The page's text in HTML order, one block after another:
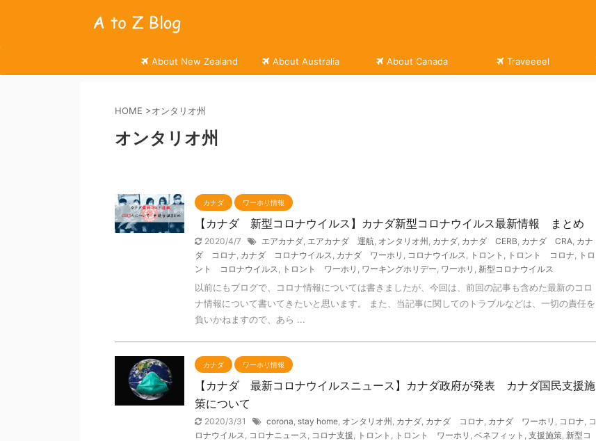
About New Zealand About Australia About Canada Traveeeel
HOME >オンタリオ州
オンタリオ州
カナダ ワーホリ情報
【カナダ 新型コロナウイルス】カナダ新型コロナウイルス最新情報 まとめ
2020/4/7 エアカナダ, エアカナダ 運航, オンタリオ州 , カナダ, カナダ CERB, カナダ CRA, カナ
ダ コロナ, カナダ コロナウイルス, カナダ ワーホリ , コロナウイルス, トロント , トロント コロナ, トロ
ント コロナウイルス, トロント ワーホリ , ワーキングホリデー, ワーホリ , 新型コロナウイルス
以前にもブログで、コロナ情報については書きましたが、今回は、前回の記事も含めた最新のコロ
ナ情報について書いてきたいと思います。 また、当記事に関してのトラブルなどは、一切の責任を
負いかねますので、あら ...
カナダ ワーホリ情報
【カナダ 最新コロナウイルスニュース】カナダ政府が発表 カナダ国民支援施
策について
2020/3/31 corona, stay home, オンタリオ州 , カナダ, カナダ コロナ, カナダ ワーホリ , コロナ, コ
ロナウイルス, コロナニュース, コロナ支援, トロント , トロント ワーホリ , ベネフィット , 支援施策, 新型コ